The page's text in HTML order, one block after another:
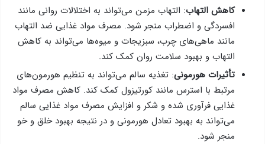
کاهش التهاب: التهاب مزمن می‌تواند به اختلالات روانی مانند
افسردگی و اضطراب منجر شود. مصرف مواد غذایی ضد التهاب
مانند ماهی‌های چرب، سبزیجات و میوه‌ها می‌تواند به کاهش
التهاب و بهبود سلامت روان کمک کند.
تأثیرات هورمونی: تغذیه سالم می‌تواند به تنظیم هورمون‌های
مرتبط با استرس مانند کورتیزول کمک کند. کاهش مصرف مواد
غذایی فرآوری شده و شکر و افزایش مصرف مواد غذایی سالم
می‌تواند به بهبود تعادل هورمونی و در نتیجه بهبود خلق و خو
منجر شود.